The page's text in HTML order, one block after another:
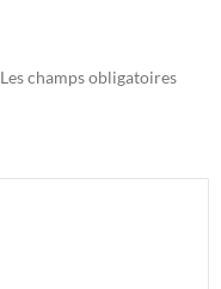
Les champs obligatoires